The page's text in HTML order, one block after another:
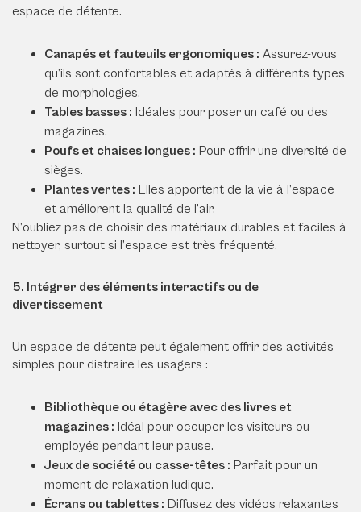
espace de détente.
Canapés et fauteuils ergonomiques : Assurez-vous
qu’ils sont confortables et adaptés à différents types
de morphologies.
Tables basses : Idéales pour poser un café ou des
magazines.
Poufs et chaises longues : Pour offrir une diversité de
sièges.
Plantes vertes : Elles apportent de la vie à l’espace
et améliorent la qualité de l’air.
N’oubliez pas de choisir des matériaux durables et faciles à
nettoyer, surtout si l’espace est très fréquenté.
5. Intégrer des éléments interactifs ou de
divertissement
Un espace de détente peut également offrir des activités
simples pour distraire les usagers :
Bibliothèque ou étagère avec des livres et
magazines : Idéal pour occuper les visiteurs ou
employés pendant leur pause.
Jeux de société ou casse-têtes : Parfait pour un
moment de relaxation ludique.
Écrans ou tablettes : Diffusez des vidéos relaxantes